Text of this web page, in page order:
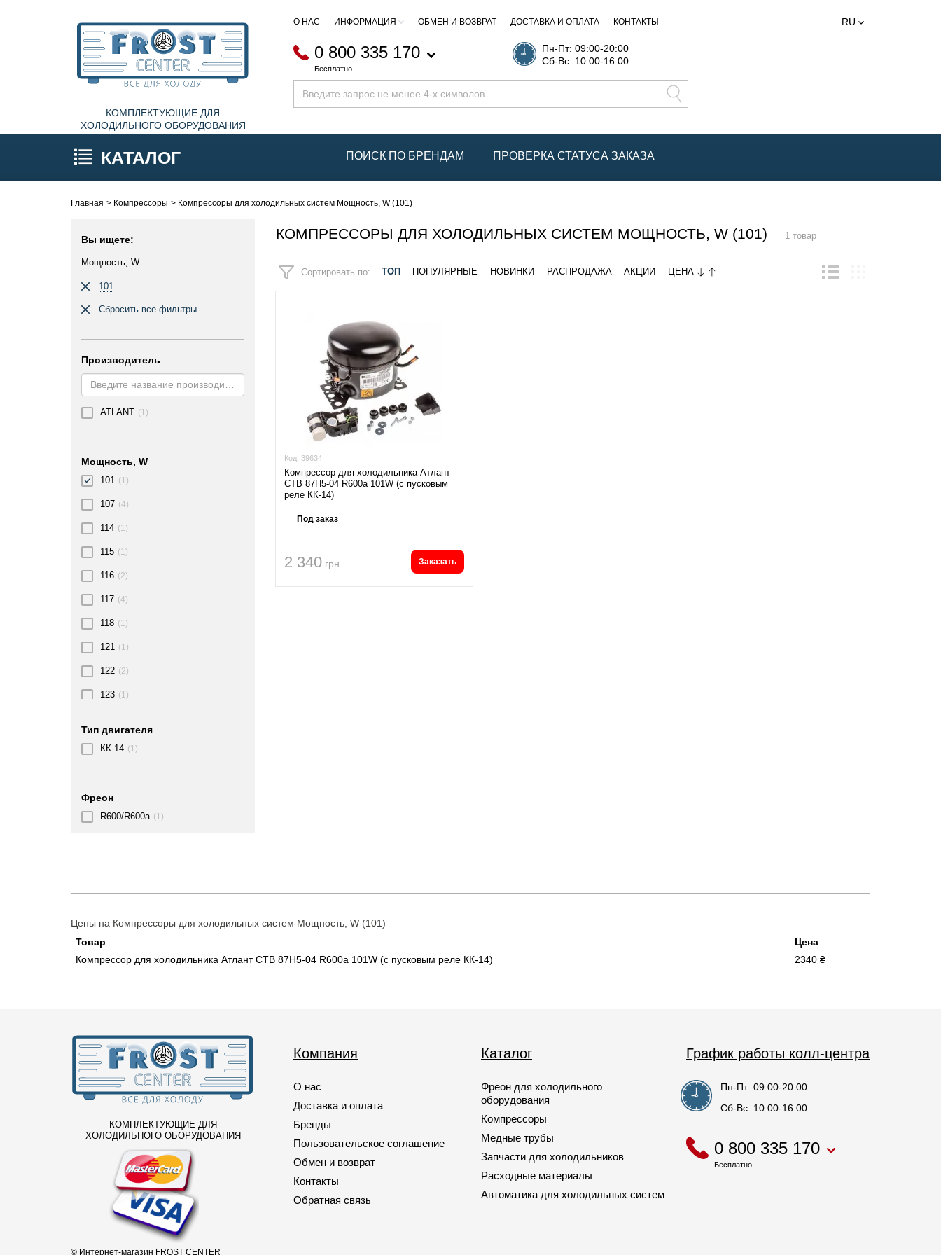
КОМПЛЕКТУЮЩИЕ ДЛЯ
ХОЛОДИЛЬНОГО ОБОРУДОВАНИЯ
О НАС ИНФОРМАЦИЯ ОБМЕН И ВОЗВРАТ ДОСТАВКА И ОПЛАТА КОНТАКТЫ
0 800 335 170
Бесплатно
Пн-Пт: 09:00-20:00
Сб-Вс: 10:00-16:00
RU
КАТАЛОГ ПОИСК ПО БРЕНДАМ ПРОВЕРКА СТАТУСА ЗАКАЗА
Главная Компрессоры Компрессоры для холодильных систем Мощность, W (101)
Вы ищете:
Мощность, W
101
Сбросить все фильтры
Производитель
ATLANT (1)
Мощность, W
101 (1)
107 (4)
114 (1)
115 (1)
116 (2)
117 (4)
118 (1)
121 (1)
122 (2)
123 (1)
147 (1)
157 (1)
169 (1)
170 (2)
(1)
179 (1)
(3)
(1)
197 (1)
Тип двигателя
КК-14 (1)
Фреон
R600/R600a (1)
КОМПРЕССОРЫ ДЛЯ ХОЛОДИЛЬНЫХ СИСТЕМ МОЩНОСТЬ, W (101) 1 товар
Сортировать по: ТОП ПОПУЛЯРНЫЕ НОВИНКИ РАСПРОДАЖА АКЦИИ ЦЕНА
Код: 39634
Компрессор для холодильника Атлант
СТВ 87Н5-04 R600a 101W (с пусковым
реле КК-14)
Под заказ
2 340 грн Заказать
Цены на Компрессоры для холодильных систем Мощность, W (101)
Товар
Цена
Компрессор для холодильника Атлант СТВ 87Н5-04 R600a 101W (с пусковым реле КК-14)
2340 ₴
КОМПЛЕКТУЮЩИЕ ДЛЯ
ХОЛОДИЛЬНОГО ОБОРУДОВАНИЯ
© Интернет-магазин FROST CENTER
Компания
О нас
Доставка и оплата
Бренды
Пользовательское соглашение
Обмен и возврат
Контакты
Обратная связь
Каталог
Фреон для холодильного
оборудования
Компрессоры
Медные трубы
Запчасти для холодильников
Расходные материалы
Автоматика для холодильных систем
График работы колл-центра
Пн-Пт: 09:00-20:00
Сб-Вс: 10:00-16:00
0 800 335 170
Бесплатно